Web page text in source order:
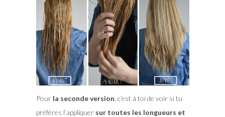
Pourla seconde version , c’est à toi de voir si tu
préfères l’appliquer sur toutes les longueurs et